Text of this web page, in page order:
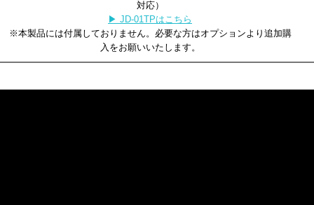
対応）
▶ JD-01TPはこちら
※本製品には付属しておりません。必要な方はオプションより追加購
入をお願いいたします。